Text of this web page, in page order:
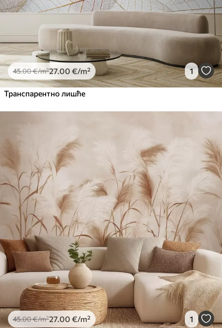
45.00€/m²27.00 €/m² 1
Транспарентно лишће
45.00€/m²27 .00 €/m² 1